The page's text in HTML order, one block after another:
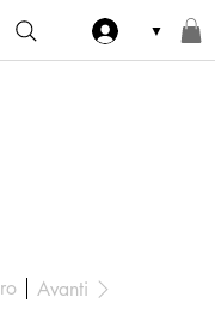
▼
Avanti